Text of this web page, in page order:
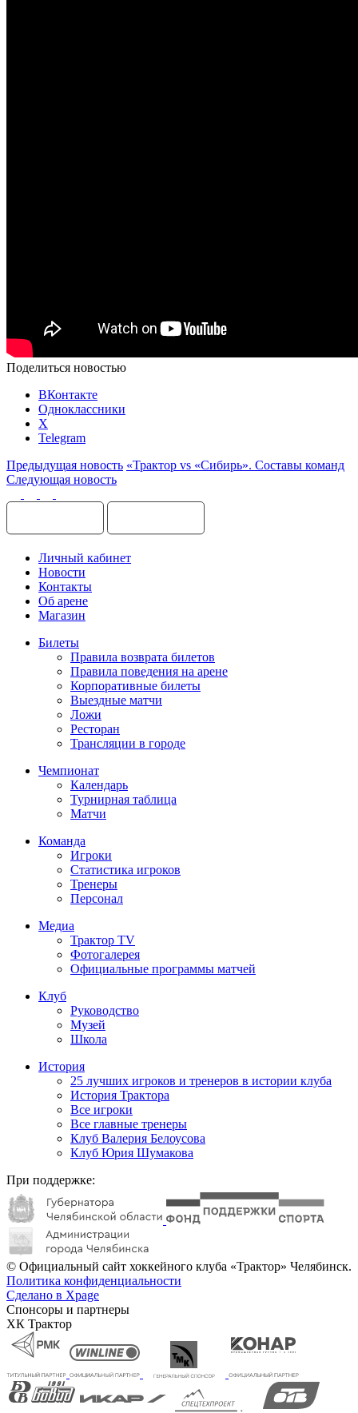
Поделиться новостью
ВКонтакте
Одноклассники
X
Telegram
Предыдущая новость «Трактор vs «Сибирь». Составы команд
Следующая новость
Личный кабинет
Новости
Контакты
Об арене
Магазин
Билеты
Правила возврата билетов
Правила поведения на арене
Корпоративные билеты
Выездные матчи
Ложи
Ресторан
Трансляции в городе
Чемпионат
Календарь
Турнирная таблица
Матчи
Команда
Игроки
Статистика игроков
Тренеры
Персонал
Медиа
Трактор TV
Фотогалерея
Официальные программы матчей
Клуб
Руководство
Музей
Школа
История
25 лучших игроков и тренеров в истории клуба
История Трактора
Все игроки
Все главные тренеры
Клуб Валерия Белоусова
Клуб Юрия Шумакова
При поддержке:
© Официальный сайт хоккейного клуба «Трактор» Челябинск.
Политика конфиденциальности
Сделано в Xpage
Спонсоры и партнеры
ХК Трактор